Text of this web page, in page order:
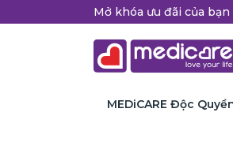
Mở khóa ưu đãi của bạn
MEDiCARE Độc